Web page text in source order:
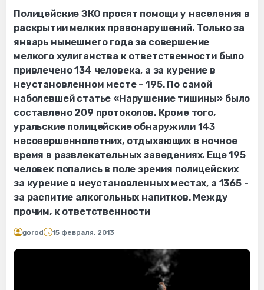
Полицейские ЗКО просят помощи у населения в
раскрытии мелких правонарушений. Только за
январь нынешнего года за совершение
мелкого хулиганства к ответственности было
привлечено 134 человека, а за курение в
неустановленном месте - 195. По самой
наболевшей статье «Нарушение тишины» было
составлено 209 протоколов. Кроме того,
уральские полицейские обнаружили 143
несовершеннолетних, отдыхающих в ночное
время в развлекательных заведениях. Еще 195
человек попались в поле зрения полицейских
за курение в неустановленных местах, а 1365 -
за распитие алкогольных напитков. Между
прочим, к ответственности
gorod 15 февраля, 2013